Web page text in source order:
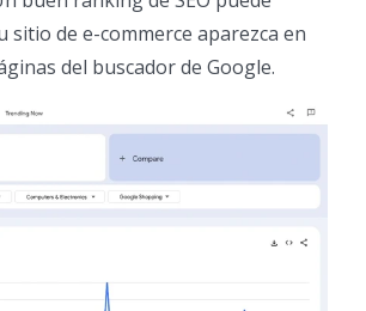
sitio de e-commerce aparezca en
del buscador de Google.